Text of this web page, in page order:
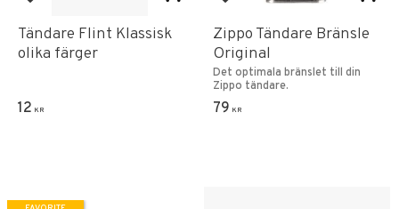
Add to favorites
Tändare Flint Klassisk
olika färger
12 KR
Add to favorites
Zippo Tändare Bränsle
Original
Det optimala bränslet till din
Zippo tändare.
79 KR